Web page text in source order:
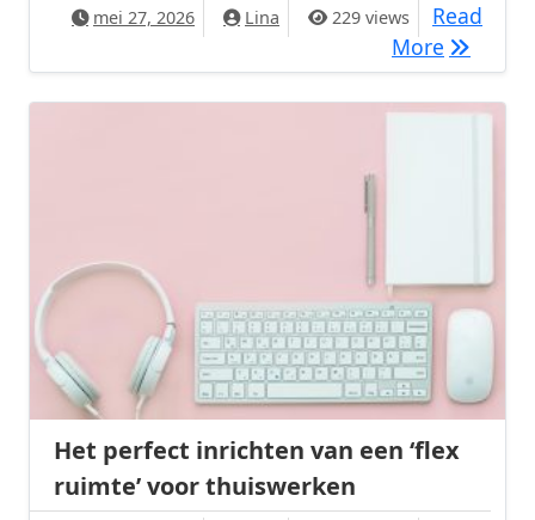
mei 27, 2026 Lina 229 views
Read
More Rotan
Het perfect inrichten van een ‘flex
ruimte’ voor thuiswerken